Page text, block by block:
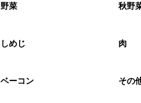
※日持ちは目安です。
野菜 秋野
しめじ 肉
ベーコン その